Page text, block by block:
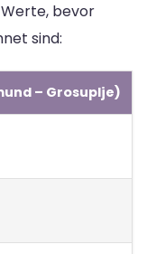
bevor
sind:
– Grosuplje)